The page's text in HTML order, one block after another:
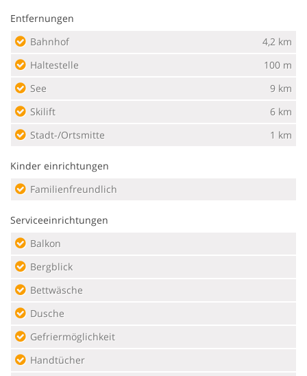
Entfernungen
Bahnhof
4,2 km
Haltestelle
100 m
See
9 km
Skilift
6 km
Stadt-/Ortsmitte
1 km
Kinder einrichtungen
Familienfreundlich
Serviceeinrichtungen
Balkon
Bergblick
Bettwäsche
Dusche
Gefriermöglichkeit
Handtücher